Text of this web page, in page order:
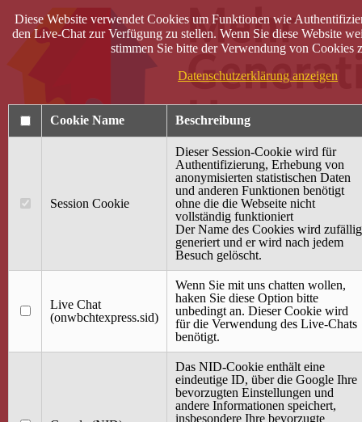
40 Jahre Mütterzentrum
Terminkalender
Gemeinsam aktiv
Gemeinsam unterwegs
wirFAIRändern
Angebot / Kurs suchen
Diese Website verwendet Cookies um Funktionen wie
den Live-Chat zur Verfügung zu stellen. Wenn Sie diese Website
stimmen Sie bitte der Verwendung von Cookies
Datenschutzerklärung anzeigen
Cookie Name Beschreibung
Session Cookie
Dieser Session-Cookie wird für
Authentifizierung, Erhebung von
anonymisierten statistischen Daten
und anderen Funktionen benötigt
ohne die die Webseite nicht
vollständig funktioniert
Der Name des Cookies wird zufällig
generiert und er wird nach jedem
Besuch gelöscht.
Live Chat
(onwbchtexpress.sid)
Wenn Sie mit uns chatten wollen,
haken Sie diese Option bitte
unbedingt an. Dieser Cookie wird
für die Verwendung des Live-Chats
benötigt.
Das NID-Cookie enthält eine
eindeutige ID, über die Google Ihre
bevorzugten Einstellungen und
andere Informationen speichert,
insbesondere Ihre bevorzugte